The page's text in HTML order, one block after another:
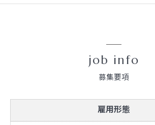
募集要項
job info
雇用形態